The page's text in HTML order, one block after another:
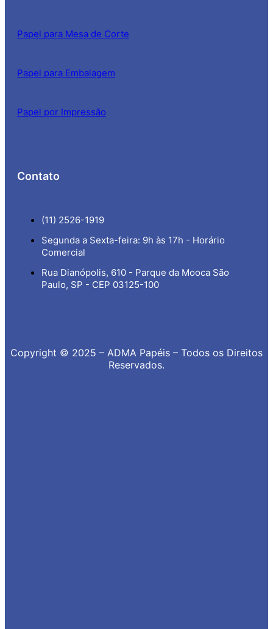
Papel para Mesa de Corte
Papel para Embalagem
Papel por Impressão
Contato
(11) 2526-1919
Segunda a Sexta-feira: 9h às 17h - Horário
Comercial
Rua Dianópolis, 610 - Parque da Mooca São
Paulo, SP - CEP 03125-100
Copyright © 2025 – ADMA Papéis – Todos os Direitos
Reservados.